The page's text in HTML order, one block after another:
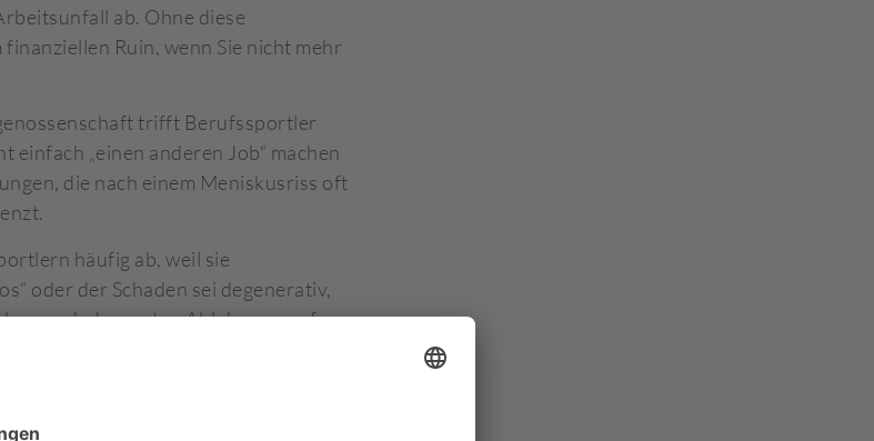
ab. Ohne diese
Ruin, wenn Sie nicht mehr
trifft Berufssportler
„einen anderen Job“ machen
die nach einem Meniskusriss oft
häufig ab, weil sie
oder der Schaden sei degenerativ,
nach der ersten Ablehnung auf.
Ansprüche durchsetzen können,
mit sportspezifischen
für Sportrecht